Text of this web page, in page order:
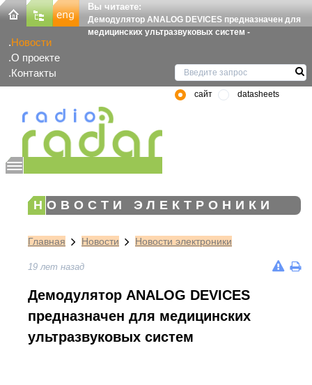
Вы читаете:
Демодулятор ANALOG DEVICES предназначен для
медицинских ультразвуковых систем -
Новости
О проекте
Контакты
сайт datasheets
НОВОСТИ ЭЛЕКТРОНИКИ
Главная Новости Новости электроники
19 лет назад
Демодулятор ANALOG DEVICES
предназначен для медицинских
ультразвуковых систем